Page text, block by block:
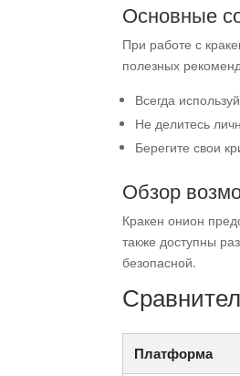
Основные
При работе с
полезных
Всегда
Не делитесь
Берегите свои
Обзор
Кракен онион
также доступны
безопасной.
Платформа